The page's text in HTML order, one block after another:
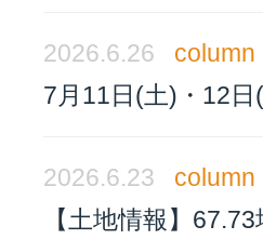
2026.6.26
column
7月11日(土)・12
2026.6.23
column
【土地情報】